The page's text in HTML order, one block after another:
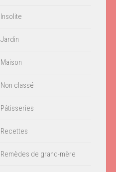
Insolite
Jardin
Maison
Non classé
Pâtisseries
Recettes
Remèdes de grand-mère